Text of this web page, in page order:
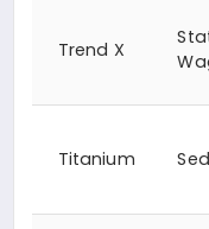
Trend X
Titanium